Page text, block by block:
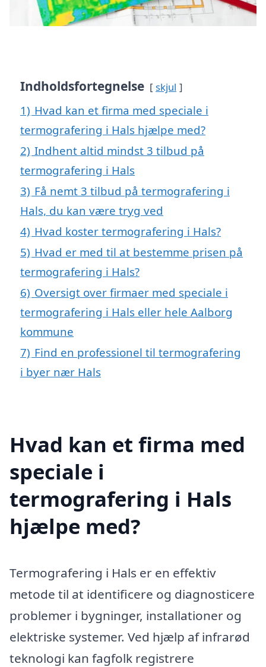
Indholdsfortegnelse skjul
1) Hvad kan et firma med speciale i
termografering i Hals hjælpe med?
2) Indhent altid mindst 3 tilbud på
termografering i Hals
3) Få nemt 3 tilbud på termografering i
Hals, du kan være tryg ved
4) Hvad koster termografering i Hals?
5) Hvad er med til at bestemme prisen på
termografering i Hals?
6) Oversigt over firmaer med speciale i
termografering i Hals eller hele Aalborg
kommune
7) Find en professionel til termografering
i byer nær Hals
Hvad kan et firma med
speciale i
termografering i Hals
hjælpe med?
Termografering i Hals er en effektiv
metode til at identificere og diagnosticere
problemer i bygninger, installationer og
elektriske systemer. Ved hjælp af infrarød
teknologi kan fagfolk registrere